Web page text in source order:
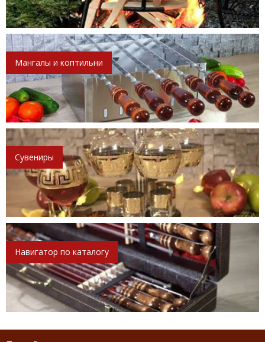
Мангалы и коптильни
Сувениры
Навигатор по каталогу